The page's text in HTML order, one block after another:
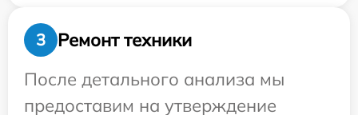
3
Ремонт техники
После детального анализа мы
предоставим на утверждение